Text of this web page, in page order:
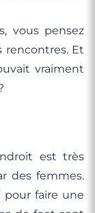
vous pensez
rencontres. Et
vraiment
est très
des femmes.
pour faire une